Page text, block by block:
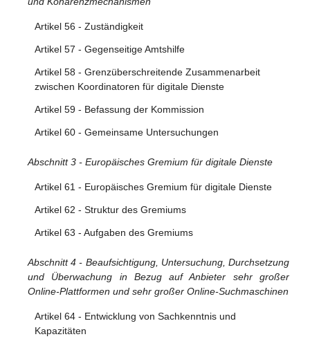
Artikel 19 - Ausnahme für Kleinst- und Kleinunternehmen
Artikel 20 - Internes Beschwerdemanagementsystem
Artikel 21 - Außergerichtliche Streitbeilegung
Artikel 22 - Vertrauenswürdige Hinweisgeber
Artikel 23 - Maßnahmen und Schutz vor missbräuchlicher
Artikel 24 - Transparenzberichtspflichten der Anbieter von
Schnittstelle
Artikel 26 - Werbung auf Online-Plattformen
Artikel 27 - Transparenz der Empfehlungssysteme
Artikel 28 - Online-Schutz Minderjähriger
Abschnitt 4 - Bestimmungen für Anbieter von Online-
Plattformen, die Verbrauchern den Abschluss von
Artikel 56 - Zuständigkeit
Artikel 57 - Gegenseitige Amtshilfe
Artikel 58 - Grenzüberschreitende Zusammenarbeit
zwischen Koordinatoren für digitale Dienste
Artikel 59 - Befassung der Kommission
Artikel 60 - Gemeinsame Untersuchungen
Abschnitt 3 - Europäisches Gremium für digitale Dienste
Artikel 61 - Europäisches Gremium für digitale Dienste
Artikel 62 - Struktur des Gremiums
Artikel 63 - Aufgaben des Gremiums
Abschnitt 4 - Beaufsichtigung, Untersuchung, Durchsetzung
und Überwachung in Bezug auf Anbieter sehr großer
Online-Plattformen und sehr großer Online-Suchmaschinen
Artikel 64 - Entwicklung von Sachkenntnis und
Kapazitäten